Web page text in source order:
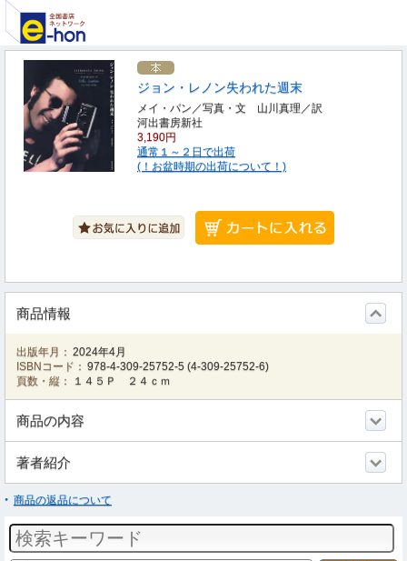
ジョン・レノン失われた週末
メイ・パン／写真・文 山川真理／訳
河出書房新社
3,190円
通常１～２日で出荷
(！お盆時期の出荷について！)
商品情報
出版年月： 2024年4月
ISBNコード： 978-4-309-25752-5 (4-309-25752-6)
頁数・縦：
１４５Ｐ ２４ｃｍ
商品の内容
著者紹介
商品の返品について